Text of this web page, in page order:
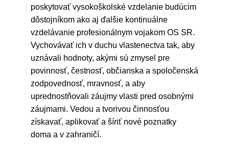
poskytovať vysokoškolské vzdelanie budúcim
dôstojníkom ako aj ďalšie kontinuálne
vzdelávanie profesionálnym vojakom OS SR.
Vychovávať ich v duchu vlastenectva tak, aby
uznávali hodnoty, akými sú zmysel pre
povinnosť, čestnosť, občianska a spoločenská
zodpovednosť, mravnosť, a aby
uprednostňovali záujmy vlasti pred osobnými
záujmami. Vedou a tvorivou činnosťou
získavať, aplikovať a šíriť nové poznatky
doma a v zahraničí.